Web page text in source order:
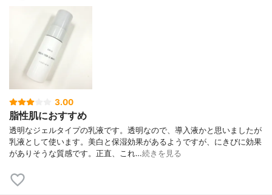
3.00
脂性肌におすすめ
透明なジェルタイプの乳液です。透明なので、導入液かと思いましたが
乳液として使います。美白と保湿効果があるようですが、にきびに効果
がありそうな質感です。正直、これ…続きを見る